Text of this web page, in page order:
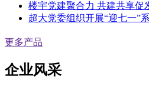
楼宇党建聚合力 共建共享促
超大党委组织开展“迎七一”
更多产品
企业风采